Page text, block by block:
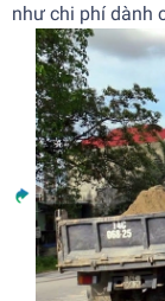
như chi phí dành